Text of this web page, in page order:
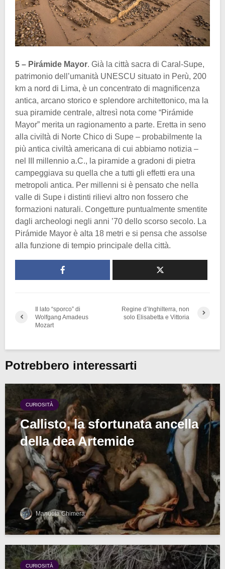
5 – Pirámide Mayor. Già la città sacra di Caral-Supe,
patrimonio dell’umanità UNESCU situato in Perù, 200
km a nord di Lima, è un concentrato di magnificenza
antica, arcano storico e splendore architettonico, ma la
sua piramide centrale, altresì nota come “Pirámide
Mayor” merita un ragionamento a parte. Eretta in seno
alla civiltà di Norte Chico di Supe – probabilmente la
più antica civiltà americana di cui abbiamo notizia –
nel III millennio a.C., la piramide a gradoni di pietra
campeggiava su quella che a tutti gli effetti era una
metropoli antica. Per millenni si è pensato che nella
valle di Supe i distinti rilievi altro non fossero che
formazioni naturali. Congetture puntualmente smentite
dagli archeologi negli anni ’70 dello scorso secolo. La
Pirámide Mayor è alta 18 metri e si pensa che assolse
alla funzione di tempio principale della città.
Il lato “sporco” di
Wolfgang Amadeus
Mozart
Regine d’Inghilterra, non
solo Elisabetta e Vittoria
Potrebbero interessarti
CURIOSITÀ
Callisto, la sfortunata ancella
della dea Artemide
Manuela Chimera
CURIOSITÀ